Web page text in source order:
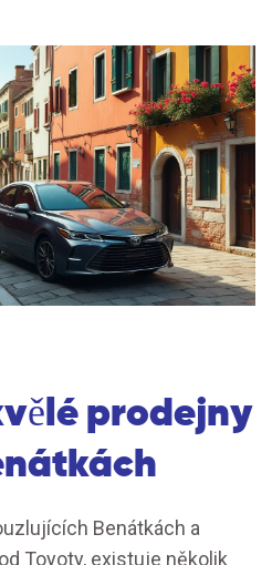
prodejny
Benátkách a
Toyoty, existuje několik